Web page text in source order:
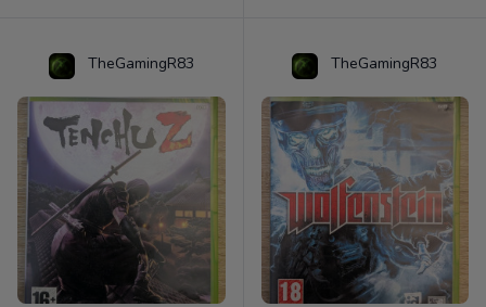
TheGamingR83 TheGamingR83